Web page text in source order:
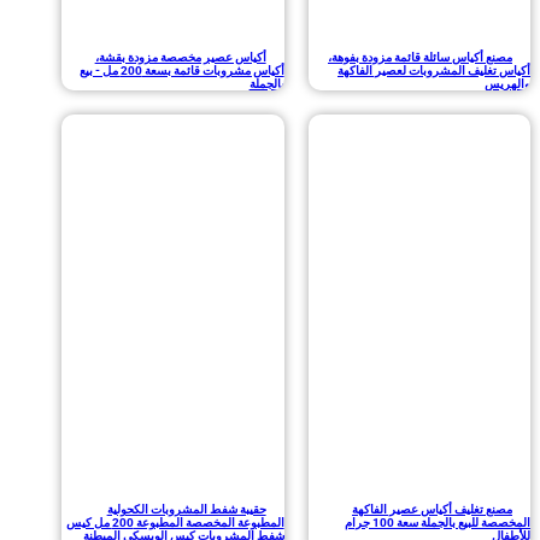
أكياس سائلة قائمة مزودة بفوهة،
المشروبات لعصير الفاكهة
أكياس عصير مخصصة مزودة بقشة،
أكياس مشروبات قائمة بسعة 200 مل - بيع
بالجملة
تغليف أكياس عصير الفاكهة
المخصصة للبيع بالجملة سعة 100 جرام
حقيبة شفط المشروبات الكحولية
المطبوعة المخصصة المطبوعة 200 مل كيس
شفط المشروبات كيس الويسكي المبطنة